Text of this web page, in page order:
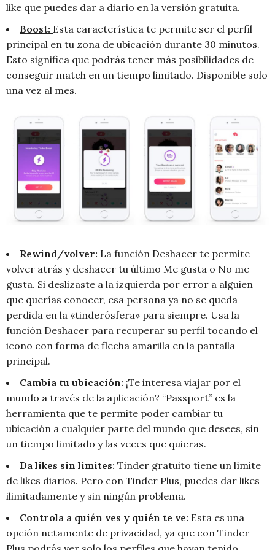
like que puedes dar a diario en la versión gratuita.
Boost: Esta característica te permite ser el perfil
principal en tu zona de ubicación durante 30 minutos.
Esto significa que podrás tener más posibilidades de
conseguir match en un tiempo limitado. Disponible solo
una vez al mes.
Rewind/volver: La función Deshacer te permite
volver atrás y deshacer tu último Me gusta o No me
gusta. Si deslizaste a la izquierda por error a alguien
que querías conocer, esa persona ya no se queda
perdida en la «tinderósfera» para siempre. Usa la
función Deshacer para recuperar su perfil tocando el
icono con forma de flecha amarilla en la pantalla
principal.
Cambia tu ubicación: ¡Te interesa viajar por el
mundo a través de la aplicación? “Passport” es la
herramienta que te permite poder cambiar tu
ubicación a cualquier parte del mundo que desees, sin
un tiempo limitado y las veces que quieras.
Da likes sin límites: Tinder gratuito tiene un límite
de likes diarios. Pero con Tinder Plus, puedes dar likes
ilimitadamente y sin ningún problema.
Controla a quién ves y quién te ve: Esta es una
opción netamente de privacidad, ya que con Tinder